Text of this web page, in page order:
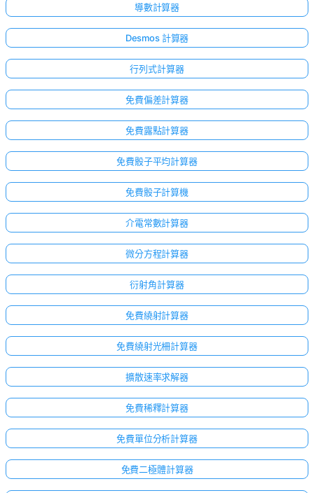
導數計算器
Desmos 計算器
行列式計算器
免費偏差計算器
免費露點計算器
免費骰子平均計算器
免費骰子計算機
介電常數計算器
微分方程計算器
衍射角計算器
免費繞射計算器
免費繞射光柵計算器
擴散速率求解器
免費稀釋計算器
免費單位分析計算器
免費二極體計算器